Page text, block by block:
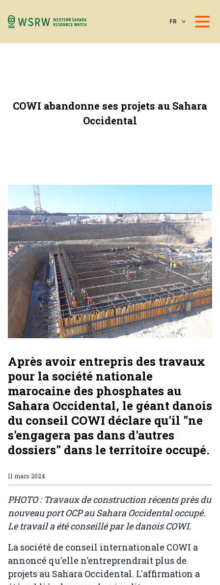
FR
COWI abandonne ses projets au Sahara
Occidental
Après avoir entrepris des travaux
pour la société nationale
marocaine des phosphates au
Sahara Occidental, le géant danois
du conseil COWI déclare qu'il "ne
s'engagera pas dans d'autres
dossiers" dans le territoire occupé.
11 mars 2024
PHOTO : Travaux de construction récents près du
nouveau port OCP au Sahara Occidental occupé.
Le travail a été conseillé par le danois COWI.
La société de conseil internationale COWI a
annoncé qu'elle n'entreprendrait plus de
projets au Sahara Occidental. L'affirmation a